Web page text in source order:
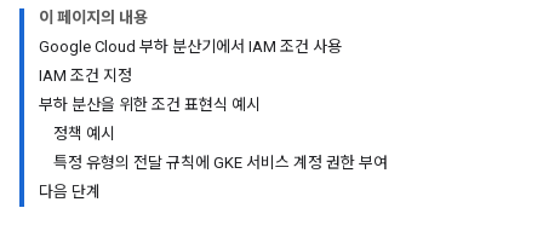
이 페이지의 내용
Google Cloud 부하 분산기에서 IAM 조건 사용
IAM 조건 지정
부하 분산을 위한 조건 표현식 예시
정책 예시
특정 유형의 전달 규칙에 GKE 서비스 계정 권한 부여
다음 단계